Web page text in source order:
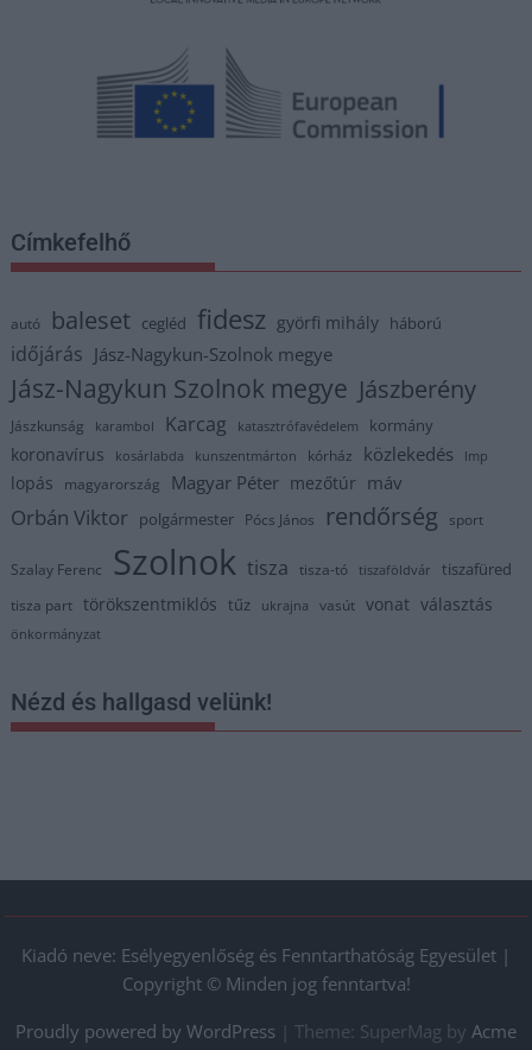
Címkefelhő
autó baleset cegléd fidesz györfi mihály háború
időjárás Jász-Nagykun-Szolnok megye
Jász-Nagykun Szolnok megye Jászberény
Jászkunság karambol Karcag katasztrófavédelem kormány
koronavírus kosárlabda kunszentmárton kórház közlekedés lmp
lopás magyarország Magyar Péter mezőtúr máv
Orbán Viktor polgármester Pócs János rendőrség sport
Szalay Ferenc Szolnok tisza tisza-tó tiszaföldvár tiszafüred
tisza part törökszentmiklós tűz ukrajna vasút vonat választás
önkormányzat
Nézd és hallgasd velünk!
Kiadó neve: Esélyegyenlőség és Fenntarthatóság Egyesület |
Copyright © Minden jog fenntartva!
Proudly powered by WordPress
Theme: SuperMag by Acme